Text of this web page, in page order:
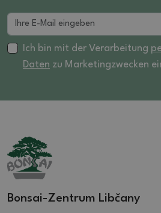
Ich bin mit der Verarbeitung
Daten zu Marketingzwecken
Bonsai-Zentrum Libčany